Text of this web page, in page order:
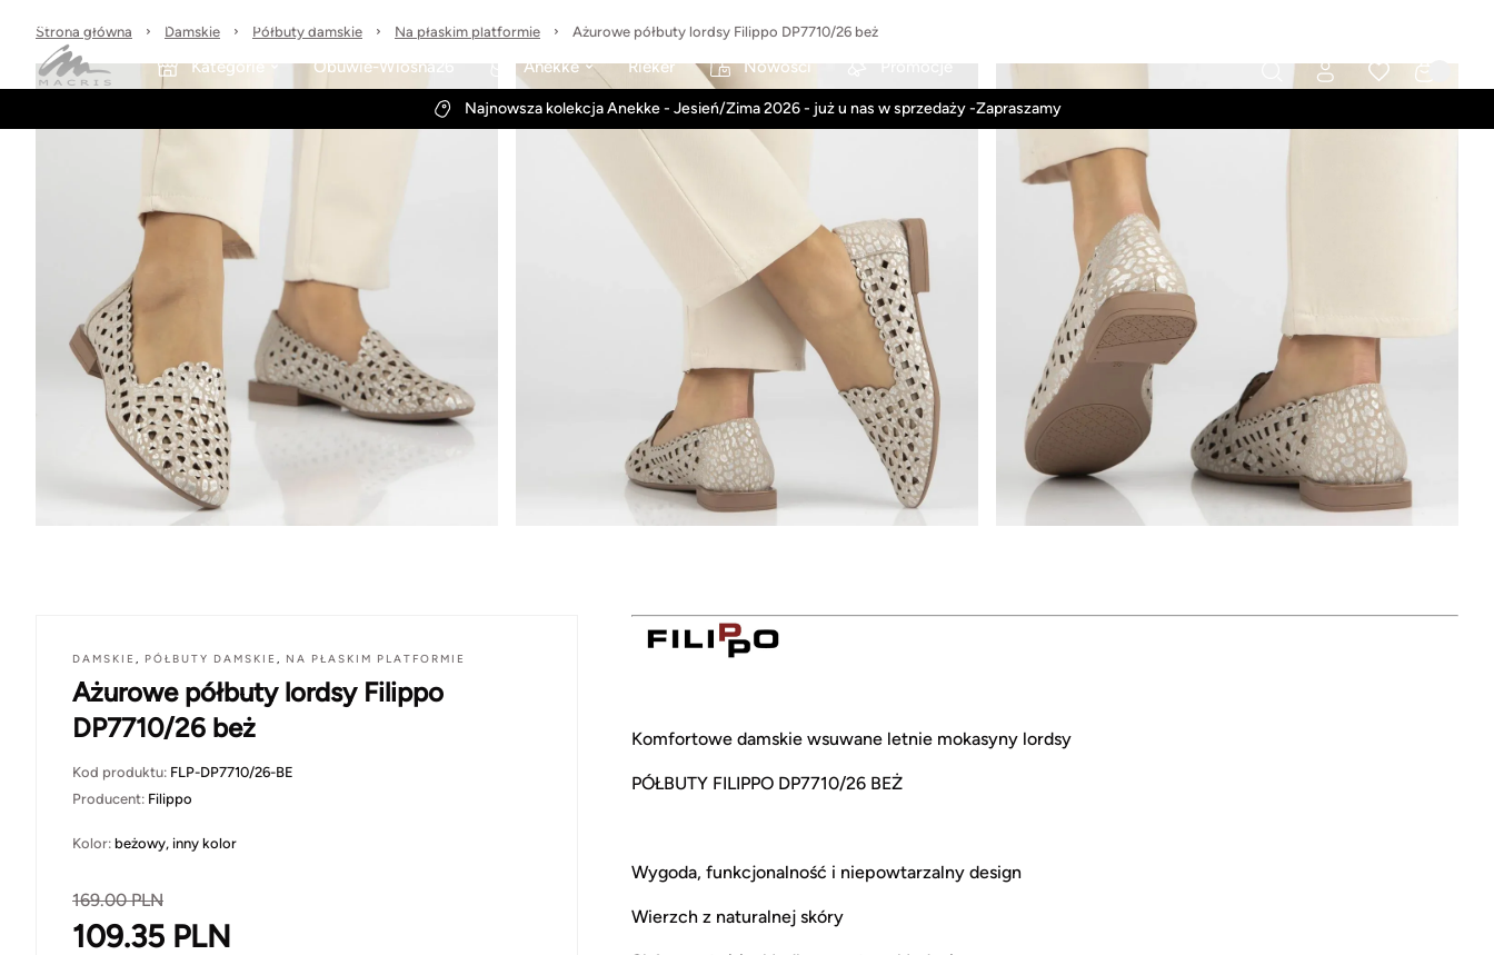
Kategorie Obuwie-Wiosna26 Anekke Rieker Nowości
Najnowsza kolekcja Anekke - Jesień/Zima 2026 - już u nas w sprzedaży -Zapraszamy
Strona główna Damskie Półbuty damskie Na płaskim platformie Ażurowe półbuty lordsy Filippo DP7710/26 beż
DAMSKIE , PÓŁBUTY DAMSKIE , NA PŁASKIM PLATFORMIE
Ażurowe półbuty lordsy Filippo
DP7710/26 beż
Kod produktu: FLP-DP7710/26-BE
Producent: Filippo
Kolor: beżowy, inny kolor
169.00PLN
109.35 PLN
Komfortowe damskie wsuwane letnie mokasyny lordsy
PÓŁBUTY FILIPPO DP7710/26 BEŻ
Wygoda, funkcjonalność i niepowtarzalny design
Wierzch z naturalnej skóry